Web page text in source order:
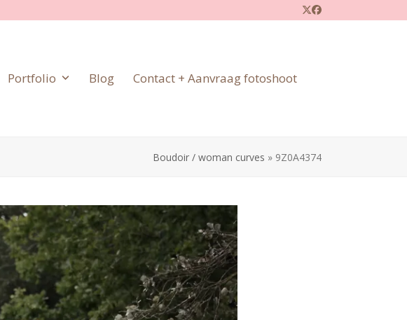
Twitter
Facebook
Portfolio Blog Contact + Aanvraag fotoshoot
Boudoir / woman curves » 9Z0A4374